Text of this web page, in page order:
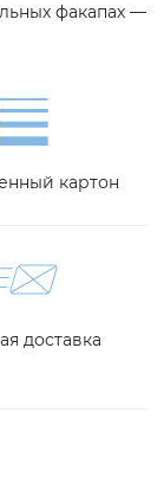
факапах —
картон
доставка